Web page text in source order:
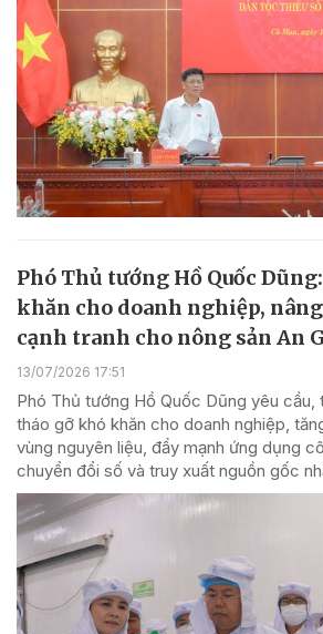
Phó Thủ tướng Hồ Quốc
khăn cho doanh nghiệp,
cạnh tranh cho nông sản An
13/07/2026 17:51
Phó Thủ tướng Hồ Quốc Dũng yêu cầu,
tháo gỡ khó khăn cho doanh nghiệp,
vùng nguyên liệu, đẩy mạnh ứng dụng
chuyển đổi số và truy xuất nguồn gốc